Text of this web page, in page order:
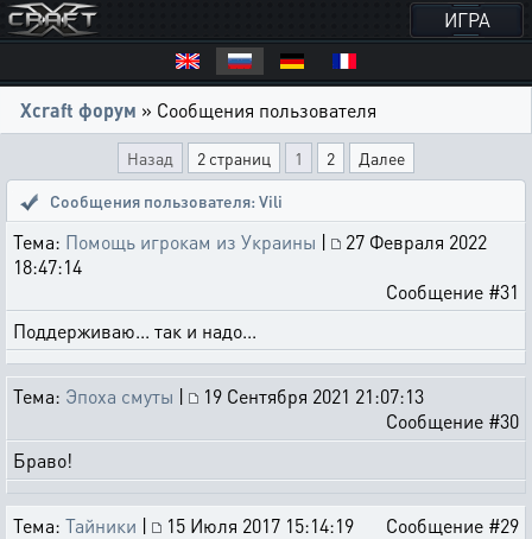
ИГРА
Xcraft форум » Сообщения пользователя
Назад 2 страниц 1 2
Далее
Сообщения пользователя: Vili
Тема: Помощь игрокам из Украины |
27 Февраля 2022
18:47:14
Сообщение #31
Поддерживаю... так и надо...
Тема: Эпоха смуты |
19 Сентября 2021 21:07:13
Сообщение #30
Браво!
Тема: Тайники | 15 Июля 2017 15:14:19
Сообщение #29